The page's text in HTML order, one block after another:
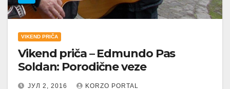
VIKEND PRIČA
Vikend priča – Edmundo Pas
Soldan: Porodične veze
ЈУЛ 2, 2016 KORZO PORTAL